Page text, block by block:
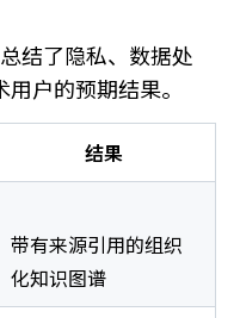
结了隐私、数据处
户的预期结果。
结果
带有来源引用的组织
化知识图谱